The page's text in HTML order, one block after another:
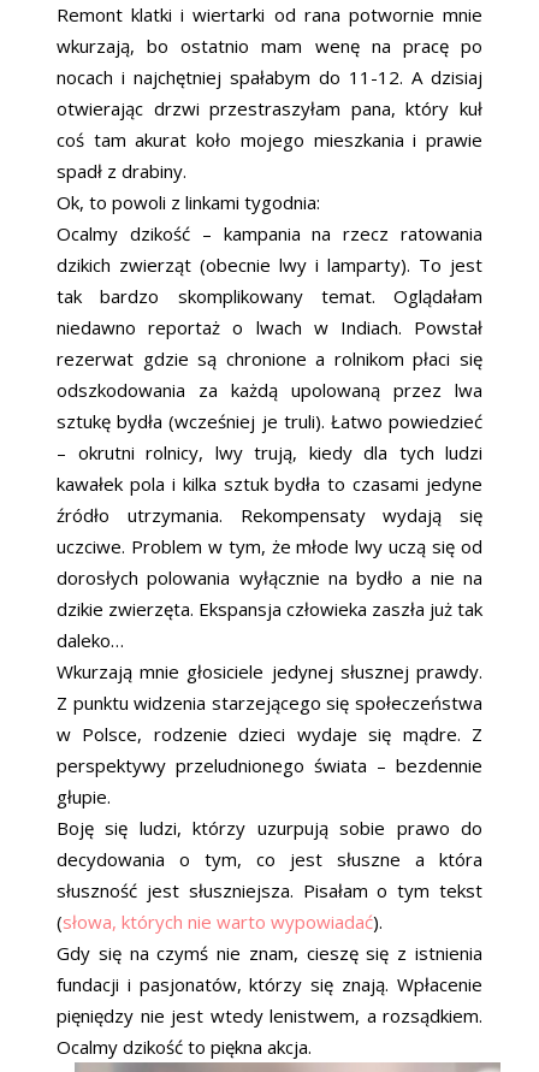
Remont klatki i wiertarki od rana potwornie mnie
wkurzają, bo ostatnio mam wenę na pracę po
nocach i najchętniej spałabym do 11-12. A dzisiaj
otwierając drzwi przestraszyłam pana, który kuł
coś tam akurat koło mojego mieszkania i prawie
spadł z drabiny.
Ok, to powoli z linkami tygodnia:
Ocalmy dzikość – kampania na rzecz ratowania
dzikich zwierząt (obecnie lwy i lamparty). To jest
tak bardzo skomplikowany temat. Oglądałam
niedawno reportaż o lwach w Indiach. Powstał
rezerwat gdzie są chronione a rolnikom płaci się
odszkodowania za każdą upolowaną przez lwa
sztukę bydła (wcześniej je truli). Łatwo powiedzieć
– okrutni rolnicy, lwy trują, kiedy dla tych ludzi
kawałek pola i kilka sztuk bydła to czasami jedyne
źródło utrzymania. Rekompensaty wydają się
uczciwe. Problem w tym, że młode lwy uczą się od
dorosłych polowania wyłącznie na bydło a nie na
dzikie zwierzęta. Ekspansja człowieka zaszła już tak
daleko…
Wkurzają mnie głosiciele jedynej słusznej prawdy.
Z punktu widzenia starzejącego się społeczeństwa
w Polsce, rodzenie dzieci wydaje się mądre. Z
perspektywy przeludnionego świata – bezdennie
głupie.
Boję się ludzi, którzy uzurpują sobie prawo do
decydowania o tym, co jest słuszne a która
słuszność jest słuszniejsza. Pisałam o tym tekst
(słowa, których nie warto wypowiadać).
Gdy się na czymś nie znam, cieszę się z istnienia
fundacji i pasjonatów, którzy się znają. Wpłacenie
pięniędzy nie jest wtedy lenistwem, a rozsądkiem.
Ocalmy dzikość to piękna akcja.